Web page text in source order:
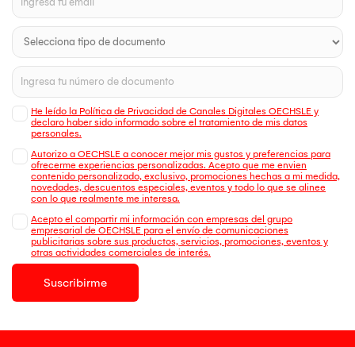
He leído la Política de Privacidad de Canales Digitales OECHSLE y
declaro haber sido informado sobre el tratamiento de mis datos
personales.
Autorizo a OECHSLE a conocer mejor mis gustos y preferencias para
ofrecerme experiencias personalizadas. Acepto que me envien
contenido personalizado, exclusivo, promociones hechas a mi medida,
novedades, descuentos especiales, eventos y todo lo que se alinee
con lo que realmente me interesa.
Acepto el compartir mi información con empresas del grupo
empresarial de OECHSLE para el envío de comunicaciones
publicitarias sobre sus productos, servicios, promociones, eventos y
otras actividades comerciales de interés.
Suscribirme